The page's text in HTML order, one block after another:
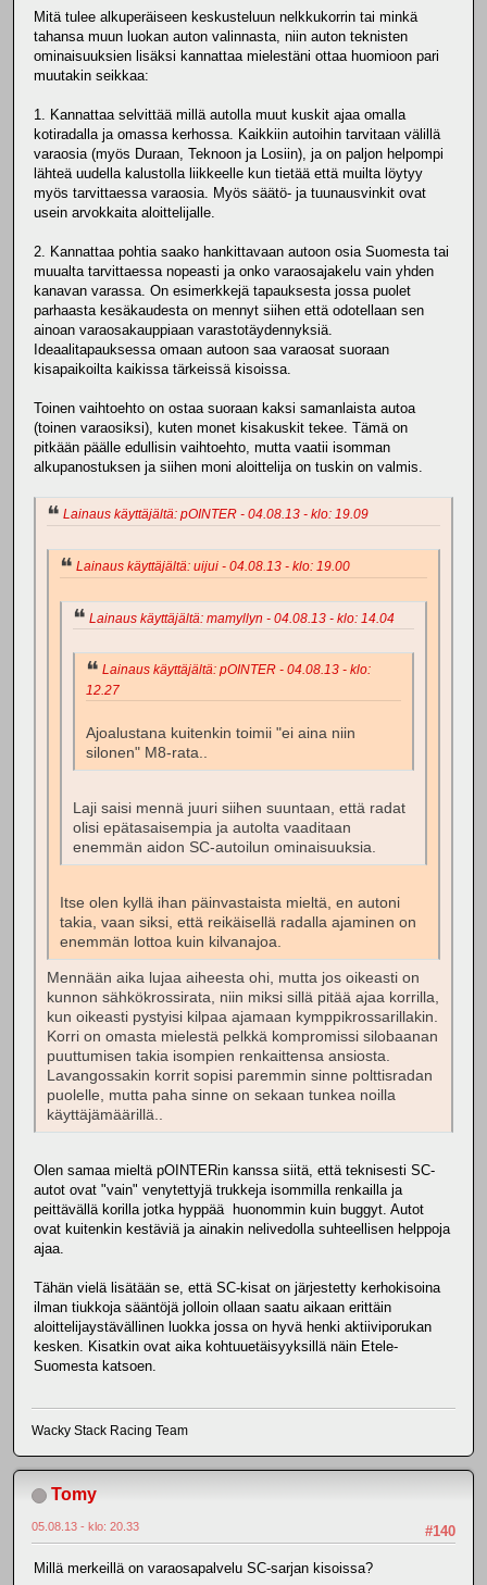
Mitä tulee alkuperäiseen keskusteluun nelkkukorrin tai minkä
tahansa muun luokan auton valinnasta, niin auton teknisten
ominaisuuksien lisäksi kannattaa mielestäni ottaa huomioon pari
muutakin seikkaa:
1. Kannattaa selvittää millä autolla muut kuskit ajaa omalla
kotiradalla ja omassa kerhossa. Kaikkiin autoihin tarvitaan välillä
varaosia (myös Duraan, Teknoon ja Losiin), ja on paljon helpompi
lähteä uudella kalustolla liikkeelle kun tietää että muilta löytyy
myös tarvittaessa varaosia. Myös säätö- ja tuunausvinkit ovat
usein arvokkaita aloittelijalle.
2. Kannattaa pohtia saako hankittavaan autoon osia Suomesta tai
muualta tarvittaessa nopeasti ja onko varaosajakelu vain yhden
kanavan varassa. On esimerkkejä tapauksesta jossa puolet
parhaasta kesäkaudesta on mennyt siihen että odotellaan sen
ainoan varaosakauppiaan varastotäydennyksiä.
Ideaalitapauksessa omaan autoon saa varaosat suoraan
kisapaikoilta kaikissa tärkeissä kisoissa.
Toinen vaihtoehto on ostaa suoraan kaksi samanlaista autoa
(toinen varaosiksi), kuten monet kisakuskit tekee. Tämä on
pitkään päälle edullisin vaihtoehto, mutta vaatii isomman
alkupanostuksen ja siihen moni aloittelija on tuskin on valmis.
Lainaus käyttäjältä: pOINTER - 04.08.13 - klo: 19.09
Lainaus käyttäjältä: uijui - 04.08.13 - klo: 19.00
Lainaus käyttäjältä: mamyllyn - 04.08.13 - klo: 14.04
Lainaus käyttäjältä: pOINTER - 04.08.13 - klo:
12.27
Ajoalustana kuitenkin toimii "ei aina niin
silonen" M8-rata..
Laji saisi mennä juuri siihen suuntaan, että radat
olisi epätasaisempia ja autolta vaaditaan
enemmän aidon SC-autoilun ominaisuuksia.
Itse olen kyllä ihan päinvastaista mieltä, en autoni
takia, vaan siksi, että reikäisellä radalla ajaminen on
enemmän lottoa kuin kilvanajoa.
Mennään aika lujaa aiheesta ohi, mutta jos oikeasti on
kunnon sähkökrossirata, niin miksi sillä pitää ajaa korrilla,
kun oikeasti pystyisi kilpaa ajamaan kymppikrossarillakin.
Korri on omasta mielestä pelkkä kompromissi silobaanan
puuttumisen takia isompien renkaittensa ansiosta.
Lavangossakin korrit sopisi paremmin sinne polttisradan
puolelle, mutta paha sinne on sekaan tunkea noilla
käyttäjämäärillä..
Olen samaa mieltä pOINTERin kanssa siitä, että teknisesti SC-
autot ovat "vain" venytettyjä trukkeja isommilla renkailla ja
peittävällä korilla jotka hyppää huonommin kuin buggyt. Autot
ovat kuitenkin kestäviä ja ainakin nelivedolla suhteellisen helppoja
ajaa.
Tähän vielä lisätään se, että SC-kisat on järjestetty kerhokisoina
ilman tiukkoja sääntöjä jolloin ollaan saatu aikaan erittäin
aloittelijaystävällinen luokka jossa on hyvä henki aktiiviporukan
kesken. Kisatkin ovat aika kohtuuetäisyyksillä näin Etele-
Suomesta katsoen.
Wacky Stack Racing Team
Tomy
#140
05.08.13 - klo: 20.33
Millä merkeillä on varaosapalvelu SC-sarjan kisoissa?